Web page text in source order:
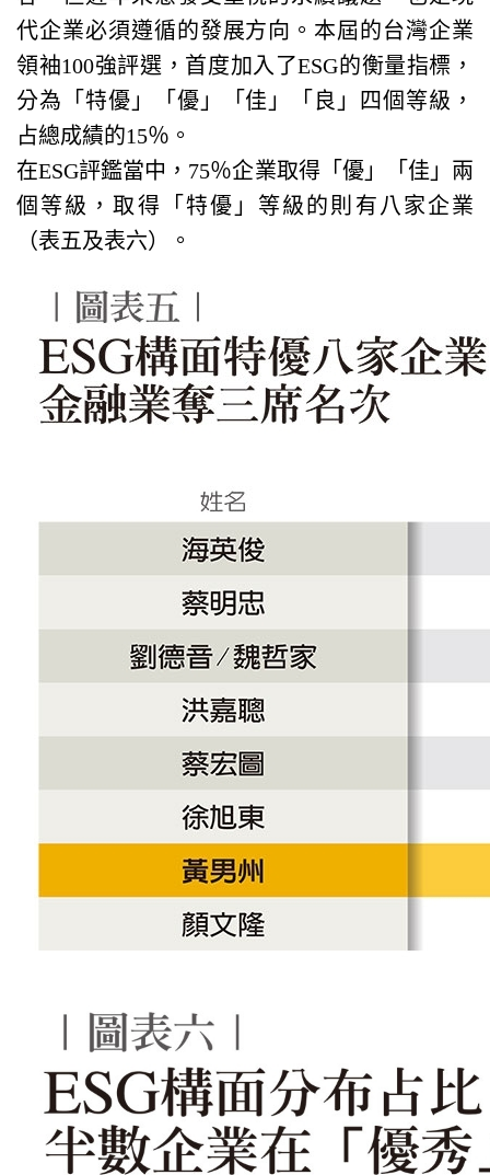
代企業必須遵循的發展方向。本屆的台灣企業
領袖100強評選，首度加入了ESG的衡量指標，
分為「特優」「優」「佳」「良」四個等級，
占總成績的15％。
在ESG評鑑當中，75％企業取得「優」「佳」兩
個等級，取得「特優」等級的則有八家企業
（表五及表六）。